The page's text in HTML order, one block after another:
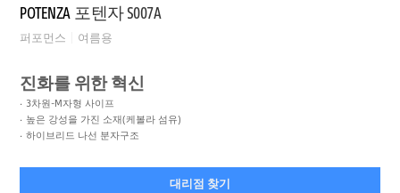
POTENZA 포텐자 S007A
퍼포먼스 여름용
진화를 위한 혁신
3차원-M자형 사이프
높은 강성을 가진 소재(케볼라 섬유)
하이브리드 나선 분자구조
대리점 찾기